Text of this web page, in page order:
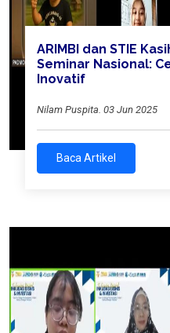
ARIMBI dan STIE
Seminar Nasional:
Inovatif
Nilam Puspita. 03 Jun 2025
Baca Artikel